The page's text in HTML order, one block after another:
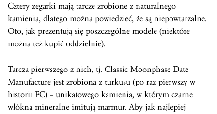
Cztery zegarki mają tarcze zrobione z naturalnego
kamienia, dlatego można powiedzieć, że są niepowtarzalne.
Oto, jak prezentują się poszczególne modele (niektóre
można też kupić oddzielnie).
Tarcza pierwszego z nich, tj. Classic Moonphase Date
Manufacture jest zrobiona z turkusu (po raz pierwszy w
historii FC) – unikatowego kamienia, w którym czarne
włókna mineralne imitują marmur. Aby jak najlepiej